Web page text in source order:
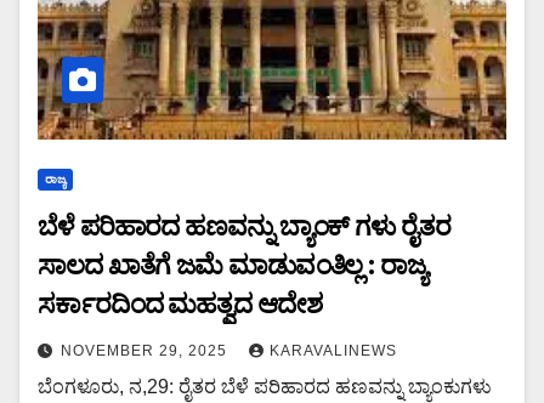
ರಾಜ್ಯ
ಬೆಳೆ ಪರಿಹಾರದ ಹಣವನ್ನು ಬ್ಯಾಂಕ್ ಗಳು ರೈತರ
ಸಾಲದ ಖಾತೆಗೆ ಜಮೆ ಮಾಡುವಂತಿಲ್ಲ : ರಾಜ್ಯ
ಸರ್ಕಾರದಿಂದ ಮಹತ್ವದ ಆದೇಶ
NOVEMBER 29, 2025 KARAVALINEWS
ಬೆಂಗಳೂರು, ನ,29: ರೈತರ ಬೆಳೆ ಪರಿಹಾರದ ಹಣವನ್ನು ಬ್ಯಾಂಕುಗಳು